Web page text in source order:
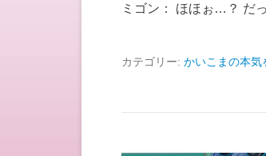
ミゴン： ほほぉ…？ だ
カテゴリー: かいこまの本気